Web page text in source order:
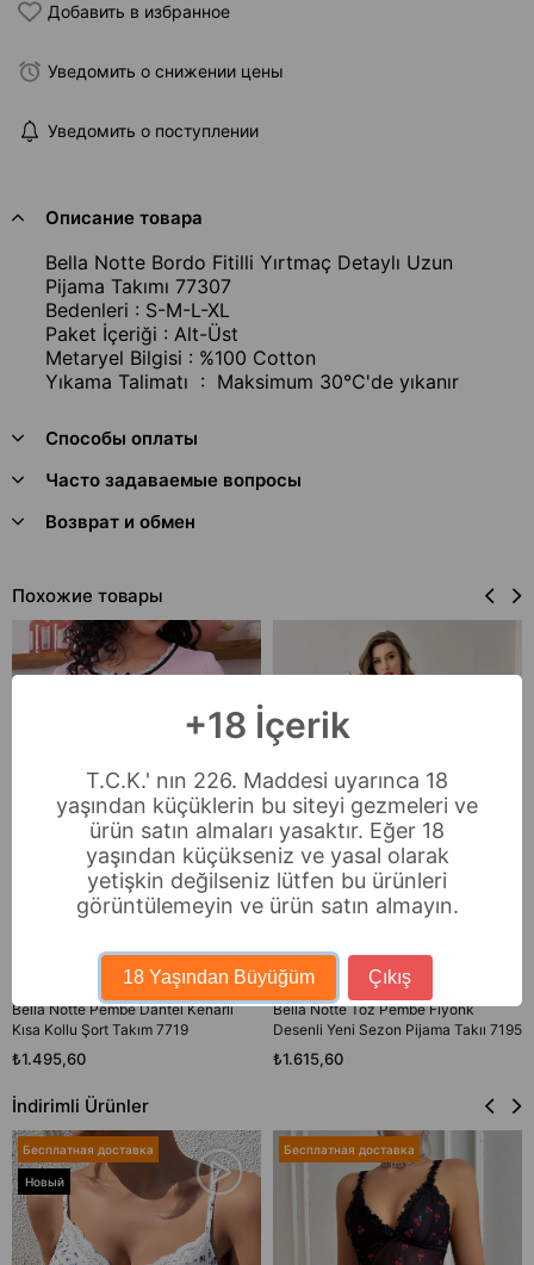
Добавить в избранное
Уведомить о снижении цены
Уведомить о поступлении
Описание товара
Bella Notte Bordo Fitilli Yırtmaç Detaylı Uzun
Pijama Takımı 77307
Bedenleri : S-M-L-XL
Paket İçeriği : Alt-Üst
Metaryel Bilgisi : %100 Cotton
Yıkama Talimatı : Maksimum 30°C'de yıkanır
Способы оплаты
Часто задаваемые вопросы
Возврат и обмен
Похожие товары
Bella Notte Pembe Dantel Kenarlı
Kısa Kollu Şort Takım 7719
₺1.495,60
Bella Notte Toz Pembe Fiyonk
Desenli Yeni Sezon Pijama Takıı 7195
₺1.615,60
İndirimli Ürünler
Бесплатная доставка
Новый
товар
Бесплатная доставка
+18 İçerik
T.C.K.' nın 226. Maddesi uyarınca 18
yaşından küçüklerin bu siteyi gezmeleri ve
ürün satın almaları yasaktır. Eğer 18
yaşından küçükseniz ve yasal olarak
yetişkin değilseniz lütfen bu ürünleri
görüntülemeyin ve ürün satın almayın.
18 Yaşından Büyüğüm Çıkış